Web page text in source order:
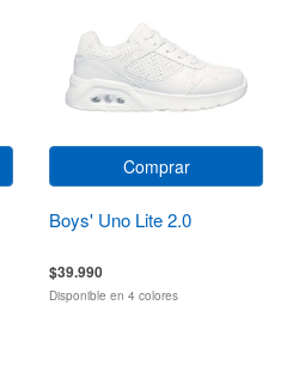
Comprar
Boys' Uno Lite 2.0
$39.990
Disponible en 4 colores